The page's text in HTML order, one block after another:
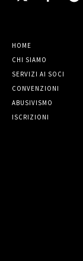
HOME
CHI SIAMO
SERVIZI AI SOCI
CONVENZIONI
ABUSIVISMO
ISCRIZIONI